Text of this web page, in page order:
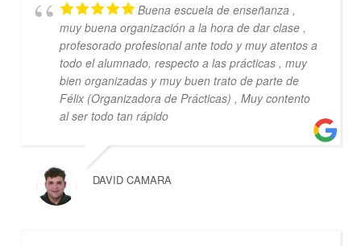
Buena escuela de enseñanza ,
muy buena organización a la hora de dar clase ,
profesorado profesional ante todo y muy atentos a
todo el alumnado, respecto a las prácticas , muy
bien organizadas y muy buen trato de parte de
Félix (Organizadora de Prácticas) , Muy contento
al ser todo tan rápido
DAVID CAMARA